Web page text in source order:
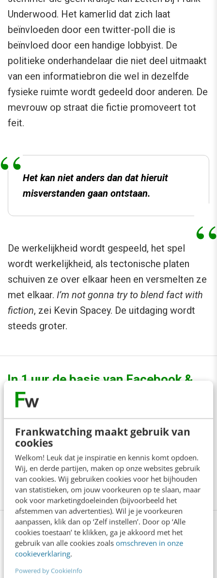
Frankwatching maakt gebruik van
cookies
Welkom! Leuk dat je inspiratie en kennis komt opdoen.
Wij, en derde partijen, maken op onze websites gebruik
van cookies. Wij gebruiken cookies voor het bijhouden
van statistieken, om jouw voorkeuren op te slaan, maar
ook voor marketingdoeleinden (bijvoorbeeld het
afstemmen van advertenties). Wil je je voorkeuren
aanpassen, klik dan op ‘Zelf instellen’. Door op ‘Alle
cookies toestaan’ te klikken, ga je akkoord met het
gebruik van alle cookies zoals omschreven in onze
cookieverklaring.
Powered by CookieInfo
Underwood. Het kamerlid dat zich laat
beïnvloeden door een twitter-poll die is
beïnvloed door een handige lobbyist. De
politieke onderhandelaar die niet deel uitmaakt
van een informatiebron die wel in dezelfde
fysieke ruimte wordt gedeeld door anderen. De
mevrouw op straat die fictie promoveert tot
feit.
Het kan niet anders dan dat hieruit
misverstanden gaan ontstaan.
De werkelijkheid wordt gespeeld, het spel
wordt werkelijkheid, als tectonische platen
schuiven ze over elkaar heen en versmelten ze
met elkaar. I’m not gonna try to blend fact with
fiction, zei Kevin Spacey. De uitdaging wordt
steeds groter.
In 1 uur de basis van Facebook &
Instagram Ads [online cursus]
Aan de slag met social media advertising? Bekijk
onze online cursus Facebook & Instagram
adverteren (basis). Je leert in 1 uur Ads maken en
hoe je doelgroep bereiken op basis van o.a. locatie,
leeftijd en interesses. Meer info
Anderen lezen ook